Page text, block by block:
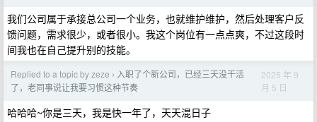
我们公司属于承接总公司一个业务，也就维护维护，然后处理客户反
馈问题，需求很少，或者很小。我这个岗位有一点点爽，不过这段时
间我也在自己提升别的技能。
Replied to a topic by zeze › 入职了个新公司，已经三天没干活
了，老同事说让我要习惯这种节奏
2025 年 9
月 5 日
哈哈哈~你是三天，我是快一年了，天天混日子